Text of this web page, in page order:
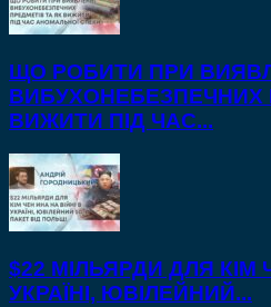
ЩО РОБИТИ ПРИ
ВИБУХОНЕБЕЗПЕЧНИХ
ВИЖИТИ ПІД ЧАС...
$22 МІЛЬЯРДИ ДЛЯ КІМ
УКРАЇНІ, ЮВІЛЕЙНИЙ...